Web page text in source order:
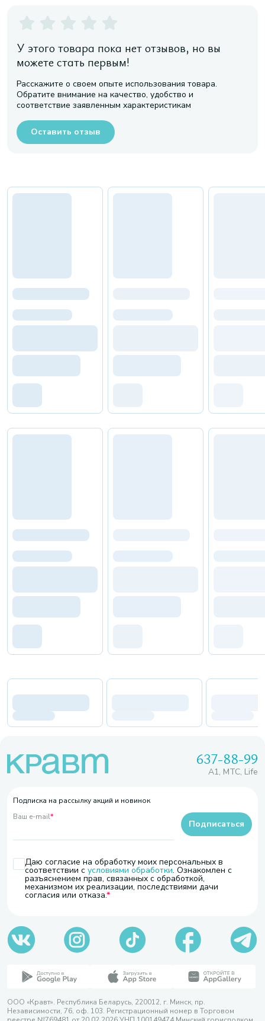
У этого товара пока нет отзывов, но вы
можете стать первым!
Расскажите о своем опыте использования товара.
Обратите внимание на качество, удобство и
соответствие заявленным характеристикам
Оставить отзыв
637-88-99
A1, МТС, Life
Подписка на рассылку акций и новинок
Ваш e-mail*
Даю согласие на обработку моих персональных в
соответствии с условиями обработки. Ознакомлен с
разъяснением прав, связанных с обработкой,
механизмом их реализации, последствиями дачи
согласия или отказа.
Подписаться
ООО «Кравт». Республика Беларусь, 220012, г. Минск, пр.
Независимости, 76, оф. 103. Регистрационный номер в Торговом